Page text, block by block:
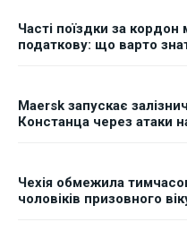
Часті поїздки за кордон
податкову: що варто
Maersk запускає
Констанца через атаки
Чехія обмежила
чоловіків призовного